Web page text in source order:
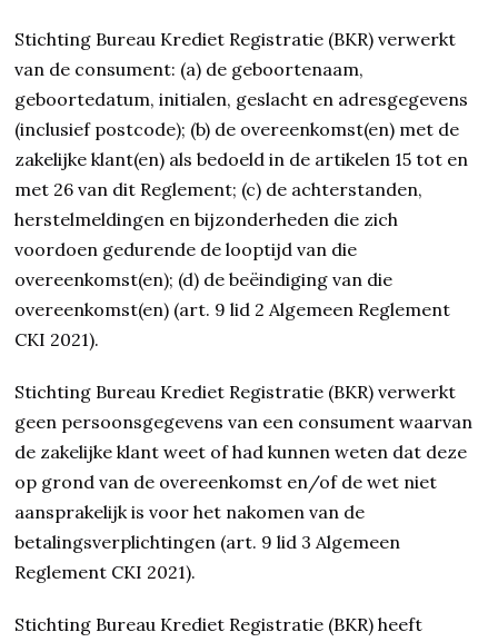
Stichting Bureau Krediet Registratie (BKR) verwerkt
van de consument: (a) de geboortenaam,
geboortedatum, initialen, geslacht en adresgegevens
(inclusief postcode); (b) de overeenkomst(en) met de
zakelijke klant(en) als bedoeld in de artikelen 15 tot en
met 26 van dit Reglement; (c) de achterstanden,
herstelmeldingen en bijzonderheden die zich
voordoen gedurende de looptijd van die
overeenkomst(en); (d) de beëindiging van die
overeenkomst(en) (art. 9 lid 2 Algemeen Reglement
CKI 2021).
Stichting Bureau Krediet Registratie (BKR) verwerkt
geen persoonsgegevens van een consument waarvan
de zakelijke klant weet of had kunnen weten dat deze
op grond van de overeenkomst en/of de wet niet
aansprakelijk is voor het nakomen van de
betalingsverplichtingen (art. 9 lid 3 Algemeen
Reglement CKI 2021).
Stichting Bureau Krediet Registratie (BKR) heeft